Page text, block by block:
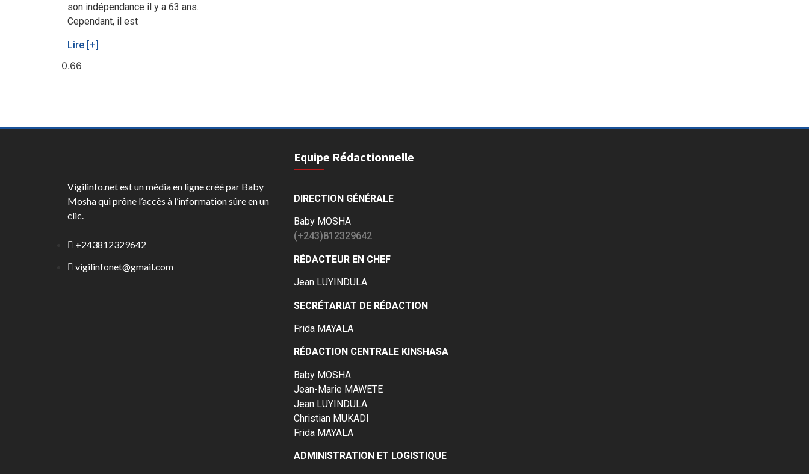
son indépendance il y a 63 ans.
Cependant, il est
Lire [+]
Vigilinfo.net est un média en ligne créé par Baby
Mosha qui prône l’accès à l’information sûre en un
clic.
+243812329642
vigilinfonet@gmail.com
Equipe Rédactionnelle
DIRECTION GÉNÉRALE
Baby MOSHA
(+243)812329642
RÉDACTEUR EN CHEF
Jean LUYINDULA
SECRÉTARIAT DE RÉDACTION
Frida MAYALA
RÉDACTION CENTRALE KINSHASA
Baby MOSHA
Jean-Marie MAWETE
Jean LUYINDULA
Christian MUKADI
Frida MAYALA
ADMINISTRATION ET LOGISTIQUE